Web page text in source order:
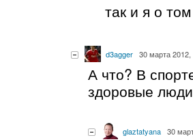
так и я о
d3agger 30 марта 2012,
А что? В
здоровые
glaztatyana 30